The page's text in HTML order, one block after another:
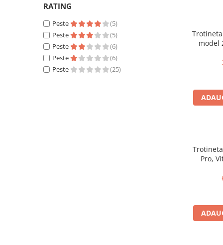
Accesorii biciclete copii
Claxon bicicleta
Bidoane si suporti bicicleta
Suport telefon bicicleta
RATING
Peste
(5)
Peste
(5)
Peste
(6)
Peste
(6)
Peste
(25)
model
Pro,